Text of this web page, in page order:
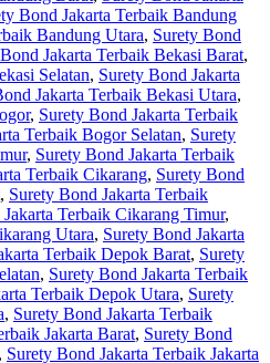
Bond Jakarta Terbaik Bandung
Bandung Utara, Surety Bond
Jakarta Terbaik Bekasi Barat,
Selatan, Surety Bond Jakarta
Jakarta Terbaik Bekasi Utara,
, Surety Bond Jakarta Terbaik
Terbaik Bogor Selatan, Surety
, Surety Bond Jakarta Terbaik
Terbaik Cikarang, Surety Bond
, Surety Bond Jakarta Terbaik
Terbaik Cikarang Timur,
Utara, Surety Bond Jakarta
Terbaik Depok Barat, Surety
, Surety Bond Jakarta Terbaik
Terbaik Depok Utara, Surety
, Surety Bond Jakarta Terbaik
Jakarta Barat, Surety Bond
, Surety Bond Jakarta Terbaik Jakarta